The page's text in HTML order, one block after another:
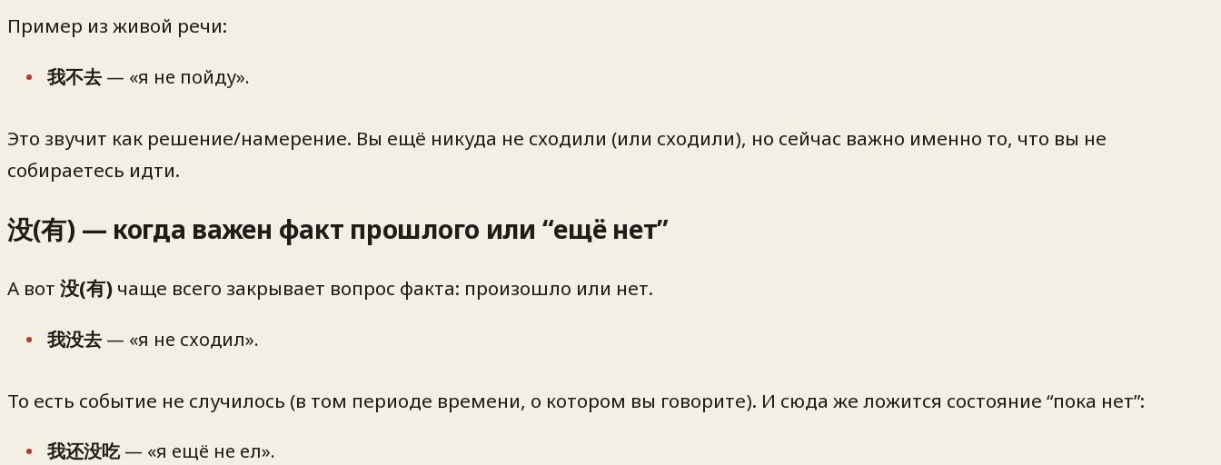
Пример из живой речи:
我不去 — «я не пойду».
Это звучит как решение/намерение. Вы ещё никуда не сходили (или сходили), но сейчас важно именно то, что вы не
собираетесь идти.
没(有) — когда важен факт прошлого или “ещё нет”
А вот 没(有) чаще всего закрывает вопрос факта: произошло или нет.
我没去 — «я не сходил».
То есть событие не случилось (в том периоде времени, о котором вы говорите). И сюда же ложится состояние “пока нет”:
我还没吃— «я ещё не ел».